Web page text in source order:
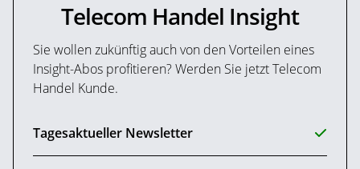
Telecom Handel Insight
Sie wollen zukünftig auch von den Vorteilen eines
Insight-Abos profitieren? Werden Sie jetzt Telecom
Handel Kunde.
Tagesaktueller Newsletter